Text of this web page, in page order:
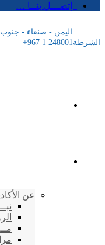
إتصـــل بنــا …
اليمن - صنعاء - جنوب
الشرطة+967 1 248001
عن